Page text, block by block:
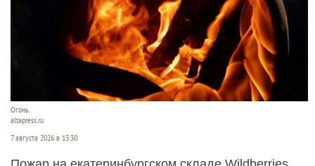
Огонь.
altapress.ru
7 августа 2026 в 13:30